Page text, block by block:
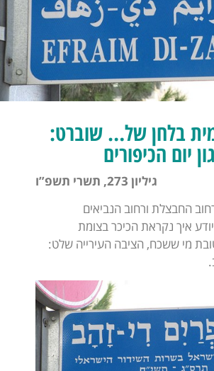
בלחן של… שוברט:
יום הכיפורים
גיליון 273, תשרי תשפ”ו
החבצלת ורחוב הנביאים
איך נקראת הכיכר בצומת
מי ששכח, הציבה העירייה שלט: